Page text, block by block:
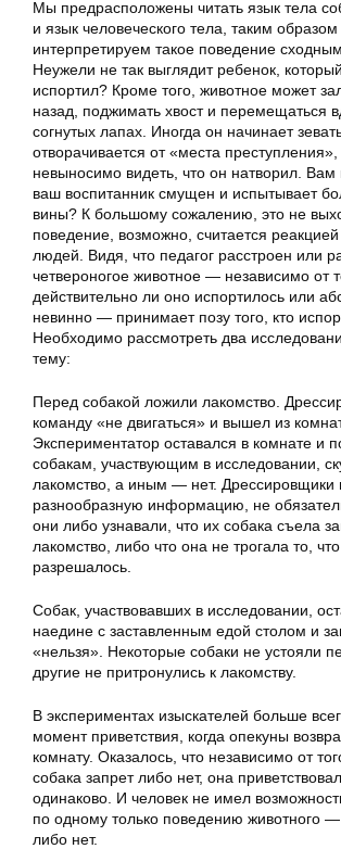
Мы предрасположены читать язык тела
и язык человеческого тела, таким
интерпретируем такое поведение
Неужели не так выглядит ребенок,
испортил? Кроме того, животное может
назад, поджимать хвост и перемещаться
согнутых лапах. Иногда он начинает
отворачивается от «места
невыносимо видеть, что он натворил. Вам
ваш воспитанник смущен и испытывает
вины? К большому сожалению, это не
поведение, возможно, считается
людей. Видя, что педагог расстроен или
четвероногое животное — независимо от
действительно ли оно испортилось или
невинно — принимает позу того, кто
Необходимо рассмотреть два
тему:
Перед собакой ложили лакомство.
команду «не двигаться» и вышел из
Экспериментатор оставался в комнате и
собакам, участвующим в исследовании,
лакомство, а иным — нет. Дрессировщики
разнообразную информацию, не
они либо узнавали, что их собака съела
лакомство, либо что она не трогала то,
разрешалось.
Собак, участвовавших в исследовании,
наедине с заставленным едой столом и
«нельзя». Некоторые собаки не устояли
другие не притронулись к лакомству.
В экспериментах изыскателей больше
момент приветствия, когда опекуны
комнату. Оказалось, что независимо от
собака запрет либо нет, она
одинаково. И человек не имел
по одному только поведению животного
либо нет.